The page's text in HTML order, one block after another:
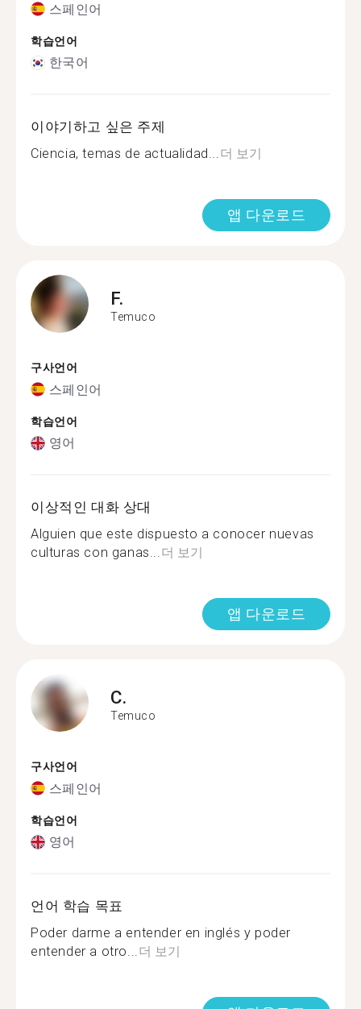
스페인어
학습언어
한국어
이야기하고 싶은 주제
Ciencia, temas de actualidad...더 보기
앱 다운로드
F.
Temuco
구사언어
스페인어
학습언어
영어
이상적인 대화 상대
Alguien que este dispuesto a conocer nuevas
culturas con ganas...더 보기
앱 다운로드
C.
Temuco
구사언어
스페인어
학습언어
영어
언어 학습 목표
Poder darme a entender en inglés y poder
entender a otro...더 보기